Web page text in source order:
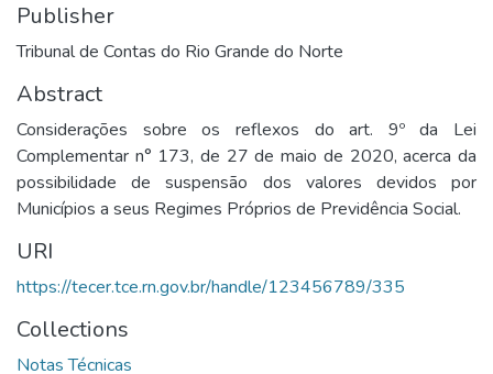
Publisher
Tribunal de Contas do Rio Grande do Norte
Abstract
Considerações sobre os reflexos do art. 9º da Lei
Complementar n° 173, de 27 de maio de 2020, acerca da
possibilidade de suspensão dos valores devidos por
Municípios a seus Regimes Próprios de Previdência Social.
URI
https://tecer.tce.rn.gov.br/handle/123456789/335
Collections
Notas Técnicas